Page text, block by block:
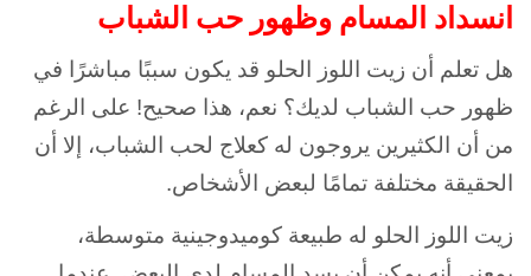
انسداد المسام وظهور حب الشباب
هل تعلم أن زيت اللوز الحلو قد يكون سببًا مباشرًا في
ظهور حب الشباب لديك؟ نعم، هذا صحيح! على الرغم
من أن الكثيرين يروجون له كعلاج لحب الشباب، إلا أن
الحقيقة مختلفة تمامًا لبعض الأشخاص.
زيت اللوز الحلو له طبيعة كوميدوجينية متوسطة،